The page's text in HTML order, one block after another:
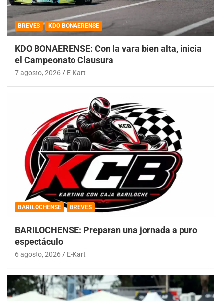
BREVES KDO BONAERENSE
KDO BONAERENSE: Con la vara bien alta, inicia
el Campeonato Clausura
7 agosto, 2026 E-Kart
BARILOCHENSE BREVES
BARILOCHENSE: Preparan una jornada a puro
espectáculo
6 agosto, 2026 E-Kart